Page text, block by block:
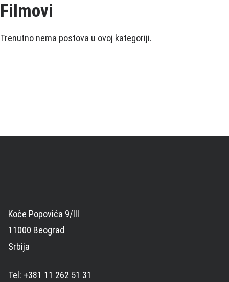
Filmovi
Trenutno nema postova u ovoj kategoriji.
Koče Popovića 9/III
11000 Beograd
Srbija
Tel: +381 11 262 51 31